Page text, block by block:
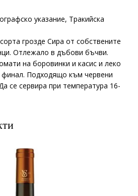
указание, Тракийска
грозде Сира от собствените
Отлежало в дъбови бъчви.
на боровинки и касис и леко
финал. Подходящо към червени
се сервира при температура 16-